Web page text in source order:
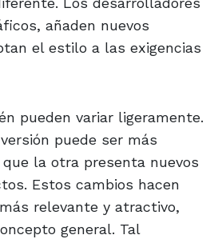
añaden nuevos
el estilo a las exigencias
pueden variar ligeramente.
puede ser más
la otra presenta nuevos
Estos cambios hacen
relevante y atractivo,
general. Tal